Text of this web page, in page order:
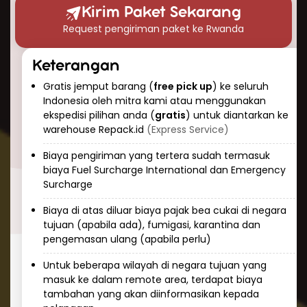
selalu memantau paket Anda selama
perjalanan dan memberikan informasi
mengetahui status pengiriman kapan saja.
Cara Kirim Dokumen ke Rwanda
dengan Aman
Mengirim dokumen penting ke Rwanda
membutuhkan penanganan khusus dan
keamanan tinggi. Repack.id menawarkan
layanan khusus untuk pengiriman dokumen ke
Rwanda dengan:
Kemasan yang aman dan tahan air
Prioritas penanganan
Pelacakan real-time
Asuransi dokumen
Layanan pengiriman express khusus
dokumen
Dokumen yang sering dikirim ke Rwanda
Kirim Paket Sekarang
Request pengiriman paket ke Rwanda
Keterangan
Gratis jemput barang (free pick up) ke seluruh
Indonesia oleh mitra kami atau menggunakan
ekspedisi pilihan anda (gratis) untuk diantarkan ke
warehouse Repack.id (Express Service)
Biaya pengiriman yang tertera sudah termasuk
biaya Fuel Surcharge International dan Emergency
Surcharge
Biaya di atas diluar biaya pajak bea cukai di negara
tujuan (apabila ada), fumigasi, karantina dan
pengemasan ulang (apabila perlu)
Untuk beberapa wilayah di negara tujuan yang
masuk ke dalam remote area, terdapat biaya
tambahan yang akan diinformasikan kepada